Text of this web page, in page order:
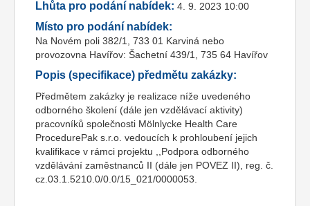
Lhůta pro podání nabídek: 4. 9. 2023 10:00
Místo pro podání nabídek:
Na Novém poli 382/1, 733 01 Karviná nebo
provozovna Havířov: Šachetní 439/1, 735 64 Havířov
Popis (specifikace) předmětu zakázky:
Předmětem zakázky je realizace níže uvedeného
odborného školení (dále jen vzdělávací aktivity)
pracovníků společnosti Mölnlycke Health Care
ProcedurePak s.r.o. vedoucích k prohloubení jejich
kvalifikace v rámci projektu ,,Podpora odborného
vzdělávání zaměstnanců II (dále jen POVEZ II), reg. č.
cz.03.1.5210.0/0.0/15_021/0000053.